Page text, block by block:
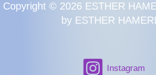
Copyright © 2026 ESTHER
by ESTHER
Instagram